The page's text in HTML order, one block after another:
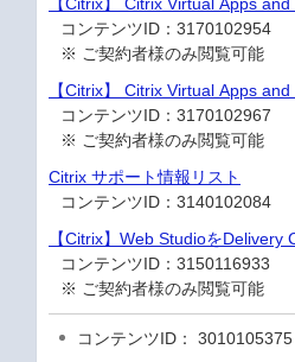
コンテンツID：3170102954
※ ご契約者様のみ閲覧可能
【Citrix】 Citrix Virtual Apps
コンテンツID：3170102967
※ ご契約者様のみ閲覧可能
Citrix サポート情報リスト
コンテンツID：3140102084
【Citrix】Web Studioを
コンテンツID：3150116933
※ ご契約者様のみ閲覧可能
コンテンツID： 3010105375